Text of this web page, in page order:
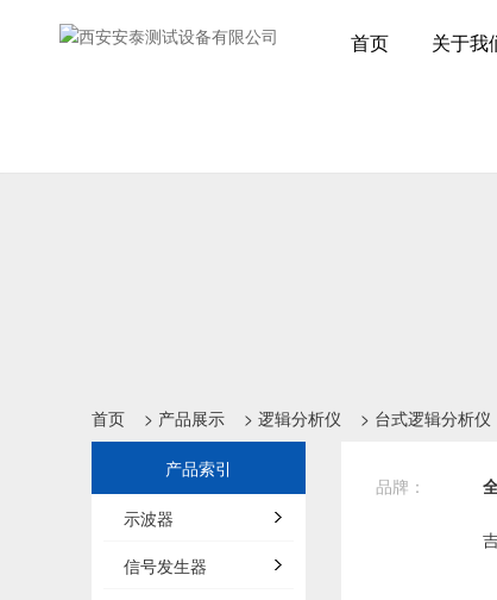
首页 关于我
首页 > 产品展示 > 逻辑分析仪 > 台式逻辑分析仪
产品索引
示波器
信号发生器
品牌：